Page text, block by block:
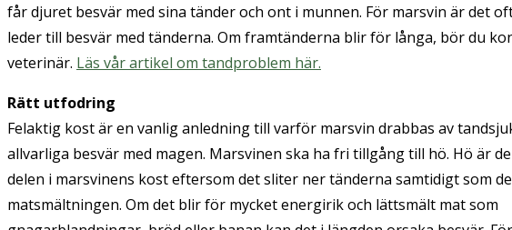
får djuret besvär med sina tänder och ont i munnen. För marsvin är det
leder till besvär med tänderna. Om framtänderna blir för långa, bör du
veterinär. Läs vår artikel om tandproblem här.
Rätt utfodring
Felaktig kost är en vanlig anledning till varför marsvin drabbas av
allvarliga besvär med magen. Marsvinen ska ha fri tillgång till hö. Hö är
delen i marsvinens kost eftersom det sliter ner tänderna samtidigt som
matsmältningen. Om det blir för mycket energirik och lättsmält mat som